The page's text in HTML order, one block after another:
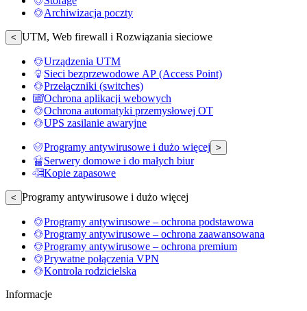
Archiwizacja poczty
< UTM, Web firewall i Rozwiązania sieciowe
Urządzenia UTM
Sieci bezprzewodowe AP (Access Point)
Przełączniki (switches)
Ochrona aplikacji webowych
Ochrona automatyki przemysłowej OT
UPS zasilanie awaryjne
Programy antywirusowe i dużo więcej >
Serwery domowe i do małych biur
Kopie zapasowe
< Programy antywirusowe i dużo więcej
Programy antywirusowe – ochrona podstawowa
Programy antywirusowe – ochrona zaawansowana
Programy antywirusowe – ochrona premium
Prywatne połączenia VPN
Kontrola rodzicielska
Informacje